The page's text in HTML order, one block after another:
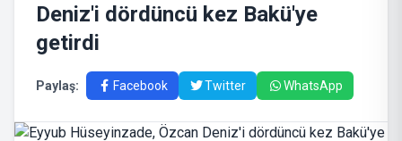
Deniz'i dördüncü kez Bakü'ye
getirdi
Paylaş: Facebook Twitter WhatsApp